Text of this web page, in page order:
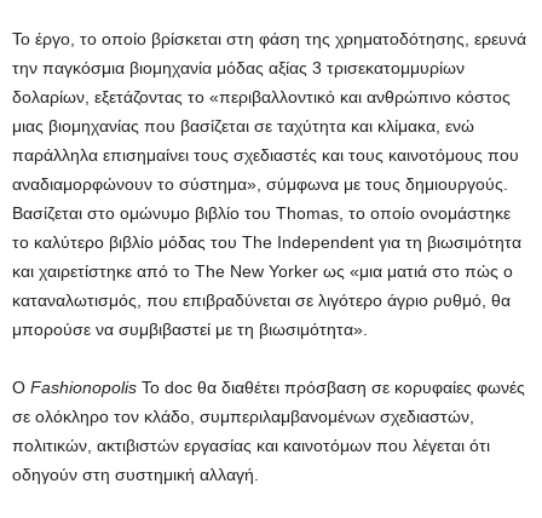
Το έργο, το οποίο βρίσκεται στη φάση της χρηματοδότησης, ερευνά
την παγκόσμια βιομηχανία μόδας αξίας 3 τρισεκατομμυρίων
δολαρίων, εξετάζοντας το «περιβαλλοντικό και ανθρώπινο κόστος
μιας βιομηχανίας που βασίζεται σε ταχύτητα και κλίμακα, ενώ
παράλληλα επισημαίνει τους σχεδιαστές και τους καινοτόμους που
αναδιαμορφώνουν το σύστημα», σύμφωνα με τους δημιουργούς.
Βασίζεται στο ομώνυμο βιβλίο του Thomas, το οποίο ονομάστηκε
το καλύτερο βιβλίο μόδας του The Independent για τη βιωσιμότητα
και χαιρετίστηκε από το The New Yorker ως «μια ματιά στο πώς ο
καταναλωτισμός, που επιβραδύνεται σε λιγότερο άγριο ρυθμό, θα
μπορούσε να συμβιβαστεί με τη βιωσιμότητα».
Ο Fashionopolis Το doc θα διαθέτει πρόσβαση σε κορυφαίες φωνές
σε ολόκληρο τον κλάδο, συμπεριλαμβανομένων σχεδιαστών,
πολιτικών, ακτιβιστών εργασίας και καινοτόμων που λέγεται ότι
οδηγούν στη συστημική αλλαγή.